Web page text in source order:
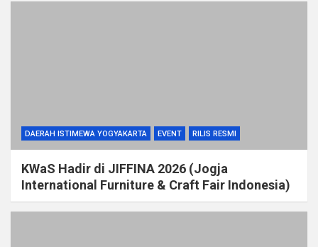
DAERAH ISTIMEWA YOGYAKARTA EVENT RILIS RESMI
KWaS Hadir di JIFFINA 2026 (Jogja
International Furniture & Craft Fair Indonesia)